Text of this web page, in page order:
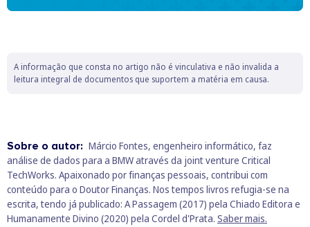
A informação que consta no artigo não é vinculativa e não invalida a
leitura integral de documentos que suportem a matéria em causa.
Sobre o autor: Márcio Fontes, engenheiro informático, faz
análise de dados para a BMW através da joint venture Critical
TechWorks. Apaixonado por finanças pessoais, contribui com
conteúdo para o Doutor Finanças. Nos tempos livros refugia-se na
escrita, tendo já publicado: A Passagem (2017) pela Chiado Editora e
Humanamente Divino (2020) pela Cordel d'Prata. Saber mais.